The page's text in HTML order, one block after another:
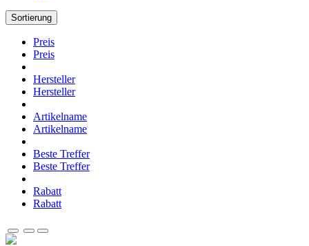
Sortierung
Preis
Preis
Hersteller
Hersteller
Artikelname
Artikelname
Beste Treffer
Beste Treffer
Rabatt
Rabatt